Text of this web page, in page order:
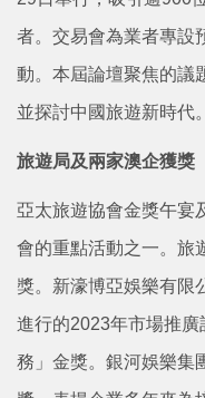
者。交易會為業者專設
動。本屆論壇聚焦的議
並探討中國旅遊新時代。
旅遊局及兩家澳企獲獎
亞太旅遊協會金獎午宴
會的重點活動之一。旅
獎。新濠博亞娛樂有限
進行的2023年市場推
務」金獎。銀河娛樂集